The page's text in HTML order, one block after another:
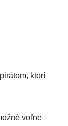
ktorí
voľne